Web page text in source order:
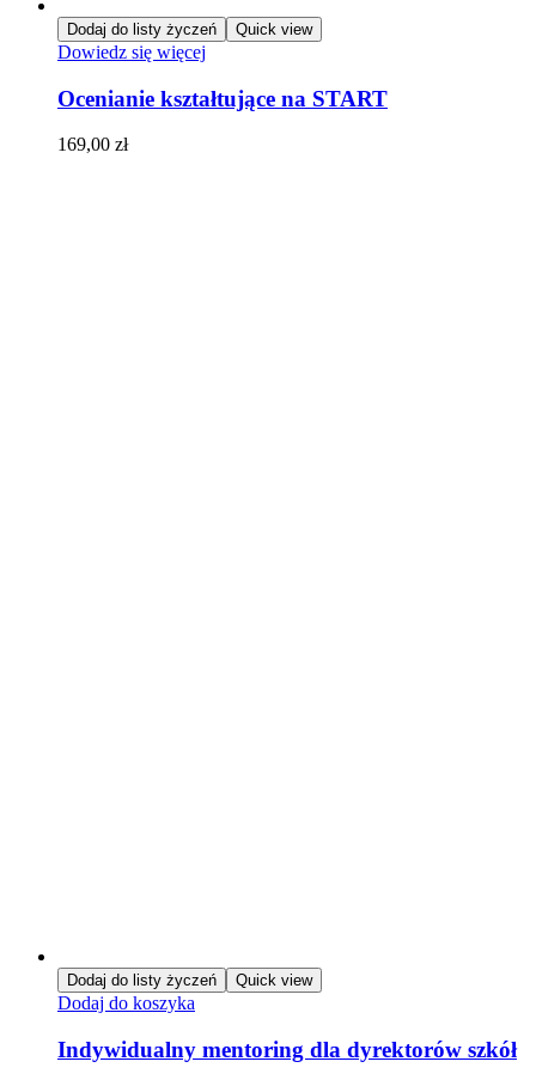
Dodaj do listy życzeń Quick view
Dowiedz się więcej
Ocenianie kształtujące na START
169,00 zł
Dodaj do listy życzeń Quick view
Dodaj do koszyka
Indywidualny mentoring dla dyrektorów szkół